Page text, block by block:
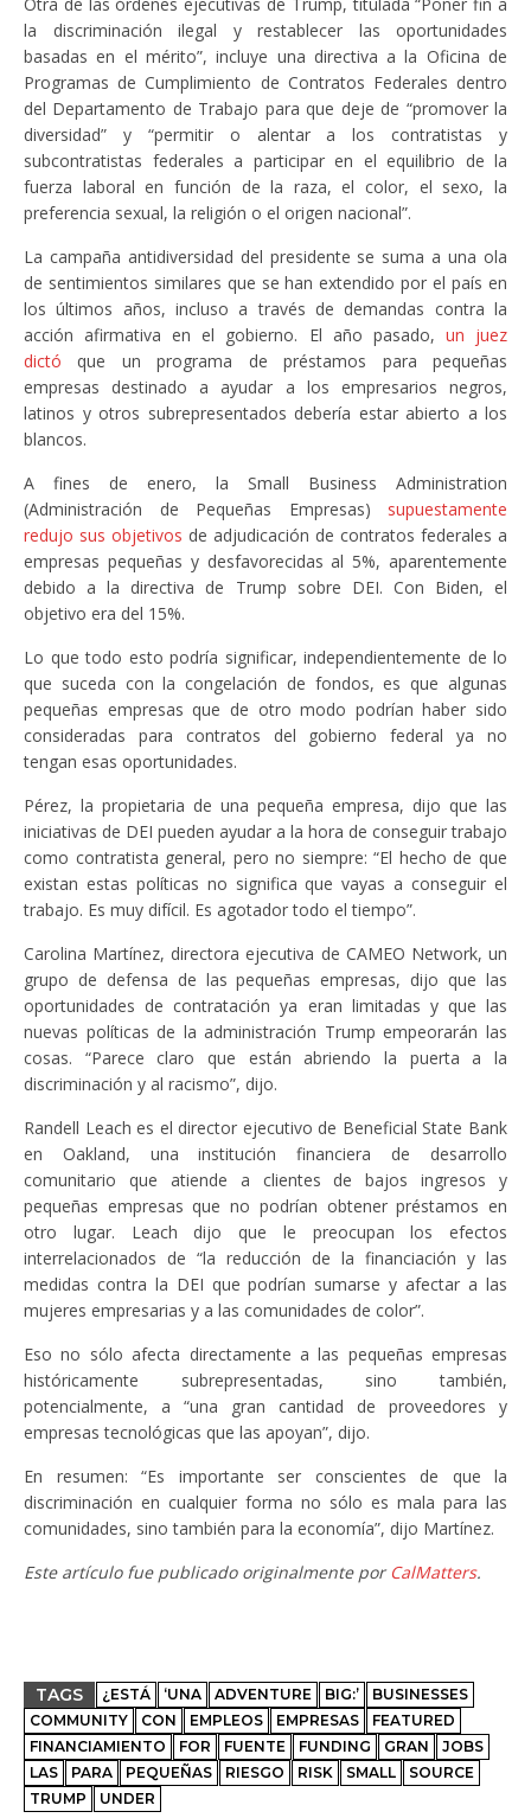
Otra de las órdenes ejecutivas de Trump, titulada “Poner fin a
la discriminación ilegal y restablecer las oportunidades
basadas en el mérito”, incluye una directiva a la Oficina de
Programas de Cumplimiento de Contratos Federales dentro
del Departamento de Trabajo para que deje de “promover la
diversidad” y “permitir o alentar a los contratistas y
subcontratistas federales a participar en el equilibrio de la
fuerza laboral en función de la raza, el color, el sexo, la
preferencia sexual, la religión o el origen nacional”.
La campaña antidiversidad del presidente se suma a una ola
de sentimientos similares que se han extendido por el país en
los últimos años, incluso a través de demandas contra la
acción afirmativa en el gobierno. El año pasado, un juez
dictó que un programa de préstamos para pequeñas
empresas destinado a ayudar a los empresarios negros,
latinos y otros subrepresentados debería estar abierto a los
blancos.
A fines de enero, la Small Business Administration
(Administración de Pequeñas Empresas) supuestamente
redujo sus objetivos de adjudicación de contratos federales a
empresas pequeñas y desfavorecidas al 5%, aparentemente
debido a la directiva de Trump sobre DEI. Con Biden, el
objetivo era del 15%.
Lo que todo esto podría significar, independientemente de lo
que suceda con la congelación de fondos, es que algunas
pequeñas empresas que de otro modo podrían haber sido
consideradas para contratos del gobierno federal ya no
tengan esas oportunidades.
Pérez, la propietaria de una pequeña empresa, dijo que las
iniciativas de DEI pueden ayudar a la hora de conseguir trabajo
como contratista general, pero no siempre: “El hecho de que
existan estas políticas no significa que vayas a conseguir el
trabajo. Es muy difícil. Es agotador todo el tiempo”.
Carolina Martínez, directora ejecutiva de CAMEO Network, un
grupo de defensa de las pequeñas empresas, dijo que las
oportunidades de contratación ya eran limitadas y que las
nuevas políticas de la administración Trump empeorarán las
cosas. “Parece claro que están abriendo la puerta a la
discriminación y al racismo”, dijo.
Randell Leach es el director ejecutivo de Beneficial State Bank
en Oakland, una institución financiera de desarrollo
comunitario que atiende a clientes de bajos ingresos y
pequeñas empresas que no podrían obtener préstamos en
otro lugar. Leach dijo que le preocupan los efectos
interrelacionados de “la reducción de la financiación y las
medidas contra la DEI que podrían sumarse y afectar a las
mujeres empresarias y a las comunidades de color”.
Eso no sólo afecta directamente a las pequeñas empresas
históricamente subrepresentadas, sino también,
potencialmente, a “una gran cantidad de proveedores y
empresas tecnológicas que las apoyan”, dijo.
En resumen: “Es importante ser conscientes de que la
discriminación en cualquier forma no sólo es mala para las
comunidades, sino también para la economía”, dijo Martínez.
Este artículo fue publicado originalmente por CalMatters.
TAGS ¿ESTÁ ‘UNA ADVENTURE BIG:’
BUSINESSES
COMMUNITY
CON EMPLEOS EMPRESAS
FEATURED
FINANCIAMIENTO
FOR FUENTE FUNDING GRAN
JOBS
LAS
PARA PEQUEÑAS RIESGO RISK SMALL
SOURCE
TRUMP
UNDER